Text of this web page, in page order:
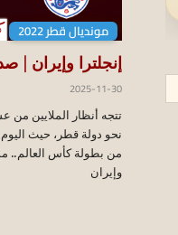
مونديال قطر 2022
إنجلترا وإيران |
2025-11-30
تتجه أنظار الملايين
وإيران